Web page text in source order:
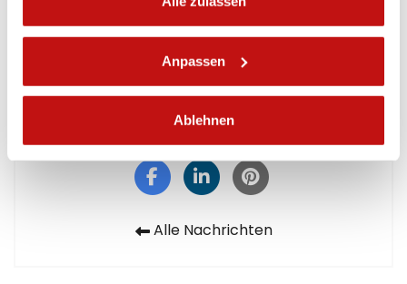
Anpassen
Ablehnen
Bitubo freut sich, die neuen Anwendungen für Aprilia
Alle Nachrichten